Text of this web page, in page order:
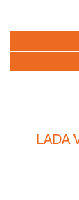
LADA